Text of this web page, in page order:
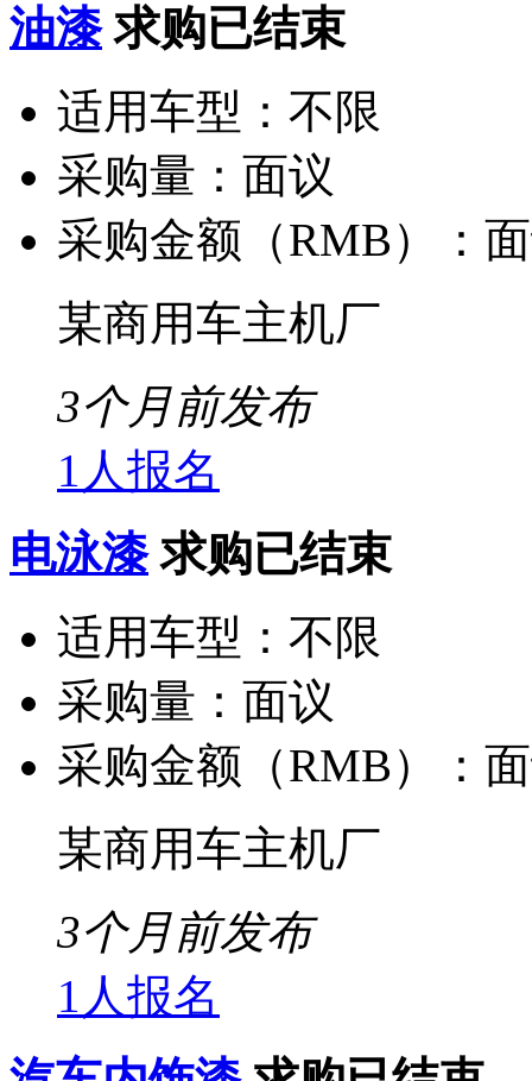
油漆 求购已结束
适用车型： 不限
采购量： 面议
采购金额（RMB）：
某商用车主机厂
3个月前发布
1人报名
电泳漆 求购已结束
适用车型： 不限
采购量： 面议
采购金额（RMB）：
某商用车主机厂
3个月前发布
1人报名